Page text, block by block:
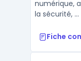
numérique,
la sécurité, ...
Fiche